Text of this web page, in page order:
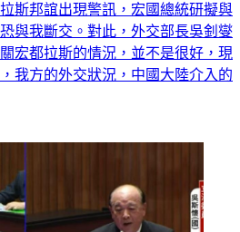
斯邦誼出現警訊，宏國總統研擬與
與我斷交。對此，外交部長吳釗燮
宏都拉斯的情況，並不是很好，現
我方的外交狀況，中國大陸介入的